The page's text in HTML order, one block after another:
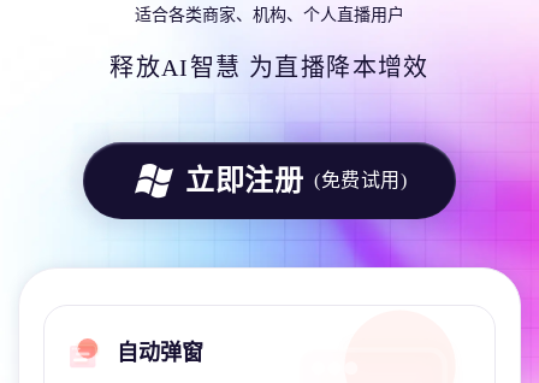
适合各类商家、机构、个人直播用户
释放AI智慧 为直播降本增效
立即注册 (免费试用)
自动弹窗